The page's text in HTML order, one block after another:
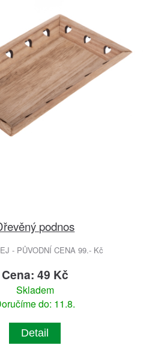
podnos
- PŮVODNÍ CENA 99.- Kč
Cena: 49 Kč
Skladem
do: 11.8.
Detail